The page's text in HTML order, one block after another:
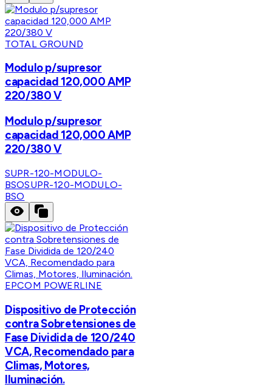
TOTAL GROUND
Modulo p/supresor
capacidad 120,000 AMP
220/380 V
Modulo p/supresor
capacidad 120,000 AMP
220/380 V
SUPR-120-MODULO-
BSOSUPR-120-MODULO-
BSO
EPCOM POWERLINE
Dispositivo de Protección
contra Sobretensiones de
Fase Dividida de 120/240
VCA, Recomendado para
Climas, Motores,
Iluminación.